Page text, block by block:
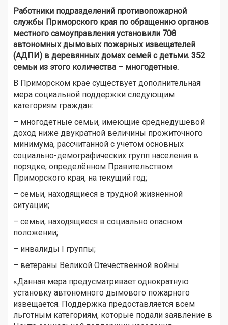
Работники подразделений противопожарной
службы Приморского края по обращению органов
местного самоуправления установили 708
автономных дымовых пожарных извещателей
(АДПИ) в деревянных домах семей с детьми. 352
семьи из этого количества – многодетные.
В Приморском крае существует дополнительная
мера социальной поддержки следующим
категориям граждан:
– многодетные семьи, имеющие среднедушевой
доход ниже двукратной величины прожиточного
минимума, рассчитанной с учётом основных
социально-демографических групп населения в
порядке, определённом Правительством
Приморского края, на текущий год;
– семьи, находящиеся в трудной жизненной
ситуации;
– семьи, находящиеся в социально опасном
положении;
– инвалиды I группы;
– ветераны Великой Отечественной войны.
«Данная мера предусматривает однократную
установку автономного дымового пожарного
извещается. Поддержка предоставляется всем
льготным категориям, которые подали заявление в